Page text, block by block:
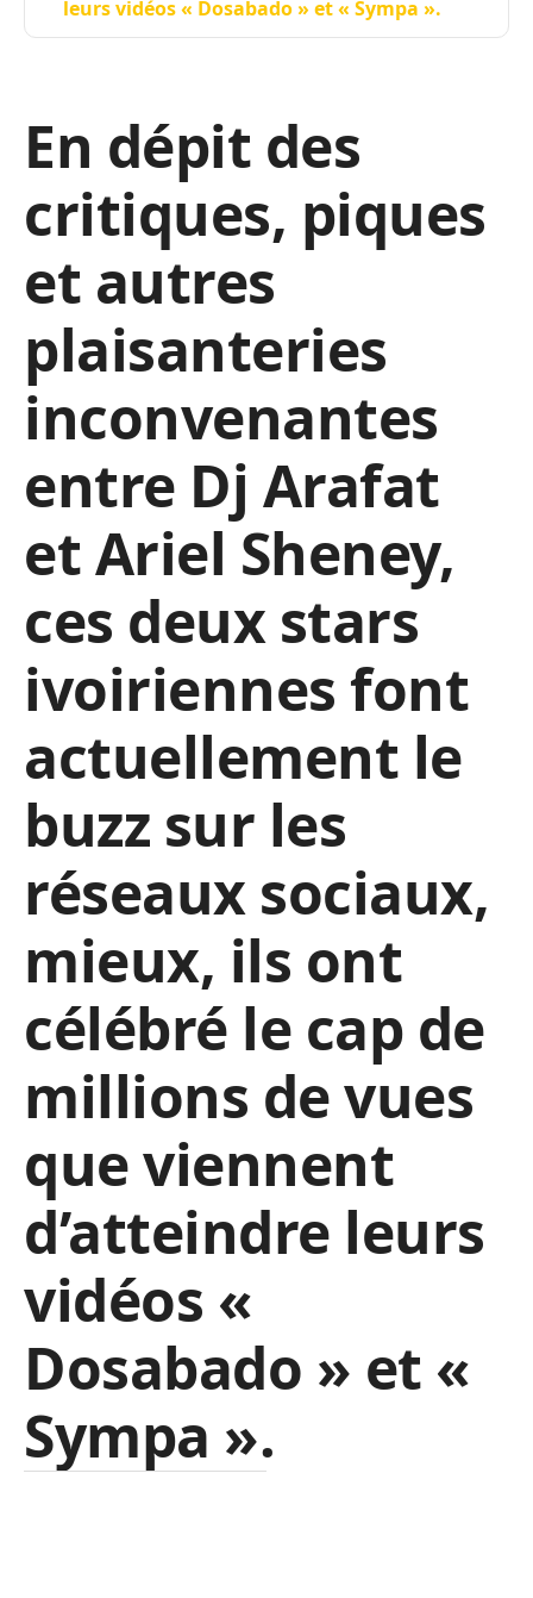
leurs vidéos « Dosabado » et « Sympa ».
En dépit des
critiques, piques
et autres
plaisanteries
inconvenantes
entre Dj Arafat
et Ariel Sheney,
ces deux stars
ivoiriennes font
actuellement le
buzz sur les
réseaux sociaux,
mieux, ils ont
célébré le cap de
millions de vues
que viennent
d’atteindre leurs
vidéos «
Dosabado » et «
Sympa ».